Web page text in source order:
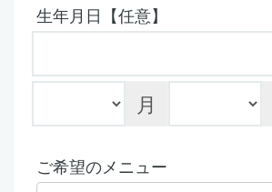
生年月日【任意】
月
ご希望のメニュー